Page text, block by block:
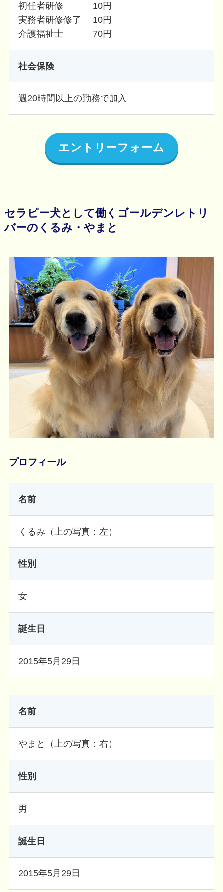
初任者研修 10円
実務者研修修了 10円
介護福祉士 70円
社会保険
週20時間以上の勤務で加入
エントリーフォーム
セラピー犬として働くゴールデンレトリ
バーのくるみ・やまと
プロフィール
名前
くるみ（上の写真：左）
性別
女
誕生日
2015年5月29日
名前
やまと（上の写真：右）
性別
男
誕生日
2015年5月29日